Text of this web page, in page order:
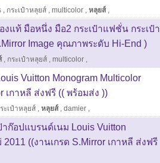
, กระเป๋าหลุยส์ , multicolor , หลุยส์,
แท้ มือหนึ่ง มือ2 กระเป๋าแฟชั่น กระเป๋า
Image คุณภาพระดับ Hi-End )
, กระเป๋าหลุยส์ , multicolor ,
Vuitton Monogram Multicolor
เกาหลี ส่งฟรี (( พร้อมส่ง ))
ะเป๋าหลุยส์ , หลุยส์, damier ,
ก๊อปแบรนด์เนม Louis Vuitton
((งานเกรด S.Mirror เกาหลี ส่งฟรี